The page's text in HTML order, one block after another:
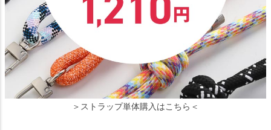
＞ストラップ単体購入はこちら＜